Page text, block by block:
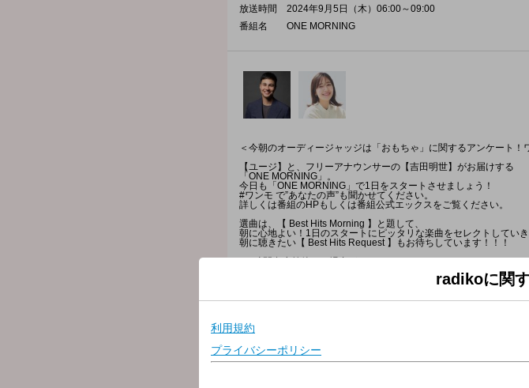
放送時間
2024年9月5日（木）06:00～09:00
番組名
ONE MORNING
＜今朝のオーディージャッジは「おもちゃ」に関するアンケート
【ユージ】と、フリーアナウンサーの【吉田明世】がお届けする
「ONE MORNING」。
今日も「ONE MORNING」で1日をスタートさせましょう！
#ワンモ で”あなたの声”も聞かせてください。
詳しくは番組のHPもしくは番組公式エックスをご覧ください。
選曲は、【 Best Hits Morning 】と題して、
朝に心地よい！1日のスタートにピッタリな楽曲をセレクトしていき
朝に聴きたい【 Best Hits Request 】もお待ちしています！！！
★無料アプリAuDeeで「#ユジコメ」を毎週配信中！
今朝の最新ニュース、最新のお天気は？
▽06:12〜 【 交通情報 】
---
radikoに関